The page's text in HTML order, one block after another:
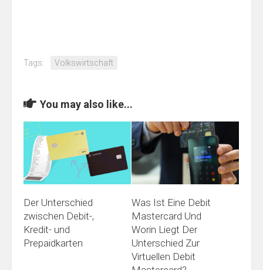
Tags: Volkswirtschaft
You may also like...
Der Unterschied
zwischen Debit-,
Kredit- und
Prepaidkarten
Was Ist Eine Debit
Mastercard Und
Worin Liegt Der
Unterschied Zur
Virtuellen Debit